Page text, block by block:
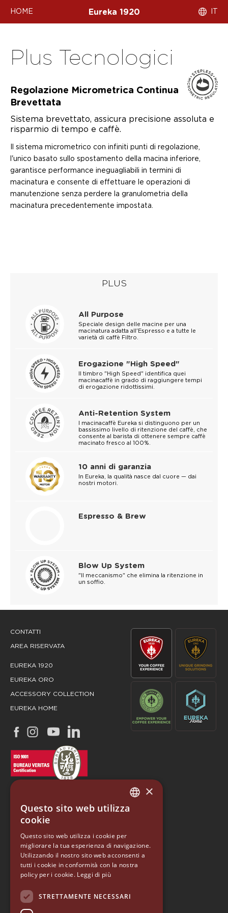
HOME Eureka 1920
Plus Tecnologici
Regolazione Micrometrica Continua
Brevettata
Sistema brevettato, assicura precisione assoluta e
risparmio di tempo e caffè.
Il sistema micrometrico con infiniti punti di regolazione,
l'unico basato sullo spostamento della macina inferiore,
garantisce performance ineguagliabili in termini di
macinatura e consente di effettuare le operazioni di
manutenzione senza perdere la granulometria della
macinatura precedentemente impostata.
PLUS
All Purpose
Speciale design delle macine per una
macinatura adatta all'Espresso e a tutte le
varietà di caffè Filtro.
Erogazione "High Speed"
Il timbro "High Speed" identifica quei
macinacaffè in grado di raggiungere tempi
di erogazione ridottissimi.
Anti-Retention System
I macinacaffè Eureka si distinguono per un
bassissimo livello di ritenzione del caffè, che
consente al barista di ottenere sempre caffè
macinato fresco al 100%.
10 anni di garanzia
In Eureka, la qualità nasce dal cuore — dai
nostri motori.
Espresso & Brew
Blow Up System
"Il meccanismo" che elimina la ritenzione in
un soffio.
CONTATTI
AREA RISERVATA
EUREKA 1920
EUREKA ORO
ACCESSORY COLLECTION
EUREKA HOME
EUREKA
Conti Valerio S.r.l.
Via Luigi Longo 39/41
50019, Sesto Fiorentino (FI) - ITALY
Fax +39 055 4200010
GERMAN
SPANISH
×
Questo sito web utilizza
cookie
Questo sito web utilizza i cookie per
migliorare la tua esperienza di navigazione.
Utilizzando il nostro sito web acconsenti a
tutti i cookie in conformità con la nostra
policy per i cookie. Leggi di più
STRETTAMENTE NECESSARI